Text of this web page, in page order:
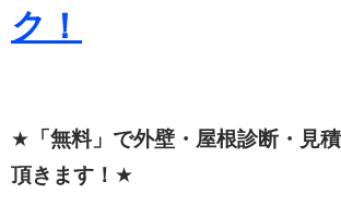
ク！
★ 「無料」で外壁・屋根診断・見
頂きます！ ★